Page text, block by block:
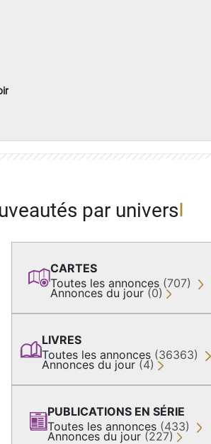
par univers
CARTES
Toutes les annonces (707)
Annonces du jour (0)
LIVRES
Toutes les annonces (36363)
Annonces du jour (4)
PUBLICATIONS EN SÉRIE
Toutes les annonces (433)
Annonces du jour (227)